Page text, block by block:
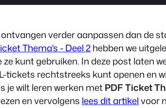
verder aanpassen dan de
Thema's - Deel 2hebben we
ze kunt gebruiken. In deze post laten
tickets rechtstreeks kunt openen en
je wilt leren werken metPDF Ticket
en vervolgens lees dit artikelvoor